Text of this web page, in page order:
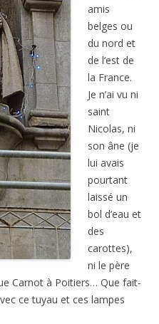
amis
belges ou
du nord et
de l’est de
la France.
Je n’ai vu ni
saint
Nicolas, ni
son âne (je
lui avais
pourtant
laissé un
bol d’eau et
des
carottes),
ni le père
Carnot à Poitiers… Que fait-
ce tuyau et ces lampes